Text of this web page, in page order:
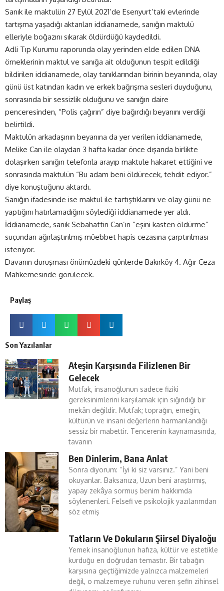
Sanık ile maktulün 27 Eylül 2021’de Esenyurt’taki evlerinde
tartışma yaşadığı aktarılan iddianamede, sanığın maktulü
elleriyle boğazını sıkarak öldürdüğü kaydedildi.
Adli Tıp Kurumu raporunda olay yerinden elde edilen DNA
örneklerinin maktul ve sanığa ait olduğunun tespit edildiği
bildirilen iddianamede, olay tanıklarından birinin beyanında, olay
günü üst katından kadın ve erkek bağrışma sesleri duyduğunu,
sonrasında bir sessizlik olduğunu ve sanığın daire
penceresinden, “Polis çağırın” diye bağırdığı beyanını verdiği
belirtildi.
Maktulün arkadaşının beyanına da yer verilen iddianamede,
Melike Can ile olaydan 3 hafta kadar önce dışarıda birlikte
dolaşırken sanığın telefonla arayıp maktule hakaret ettiğini ve
sonrasında maktulün “Bu adam beni öldürecek, tehdit ediyor.”
diye konuştuğunu aktardı.
Sanığın ifadesinde ise maktul ile tartıştıklarını ve olay günü ne
yaptığını hatırlamadığını söylediği iddianamede yer aldı.
İddianamede, sanık Sebahattin Can’ın “eşini kasten öldürme”
suçundan ağırlaştırılmış müebbet hapis cezasına çarptırılması
isteniyor.
Davanın duruşması önümüzdeki günlerde Bakırköy 4. Ağır Ceza
Mahkemesinde görülecek.
Paylaş
Son Yazılanlar
Ateşin Karşısında Filizlenen Bir
Gelecek
Mutfak, insanoğlunun sadece fiziki
gereksinimlerini karşılamak için sığındığı bir
mekân değildir. Mutfak; toprağın, emeğin,
kültürün ve insani değerlerin harmanlandığı
sessiz bir mabettir. Tencerenin kaynamasında,
tavanın
Ben Dinlerim, Bana Anlat
Sonra diyorum: “İyi ki siz varsınız.” Yani beni
okuyanlar. Baksanıza, Uzun beni araştırmış,
yapay zekâya sormuş benim hakkımda
söylenenleri. Felsefi ve psikolojik yazılarımdan
söz etmiş
Tatların Ve Dokuların Şiirsel Diyaloğu
Yemek insanoğlunun hafıza, kültür ve estetikle
kurduğu en doğrudan temastır. Bir tabağın
karşısına geçtiğimizde yalnızca malzemeleri
değil, o malzemeye ruhunu veren şefin zihinsel